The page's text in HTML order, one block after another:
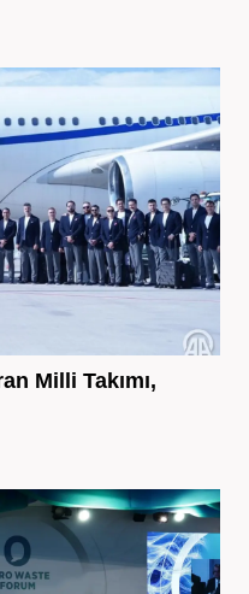
Milli Takımı,